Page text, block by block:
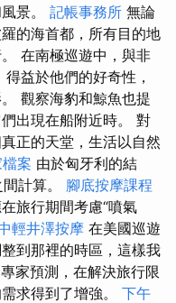
景。 記帳事務所 無論
的海首都，所有目的地
在南極巡遊中，與非
益於他們的好奇性，
觀察海豹和鯨魚也提
出現在船附近時。 對
正的天堂，生活以自然
案 由於匈牙利的結
計算。 腳底按摩課程
旅行期間考慮“噴氣
輕井澤按摩 在美國巡遊
到那裡的時區，這樣我
專家預測，在解決旅行限
求得到了增強。 下午